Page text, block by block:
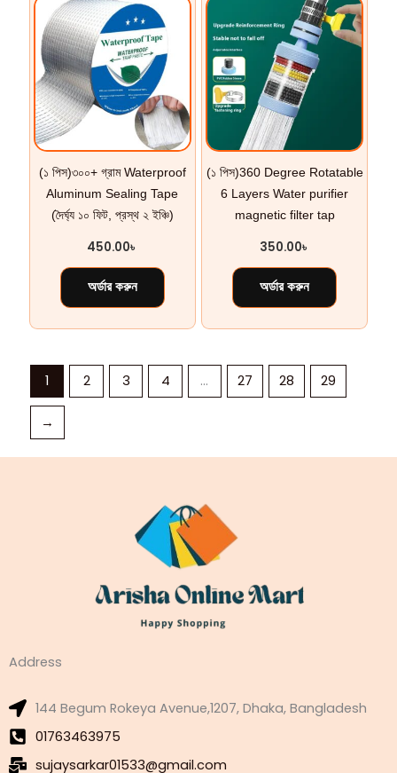
(১ পিস)৩০০+ গ্রাম Waterproof
Aluminum Sealing Tape
(দৈর্ঘ্য ১০ ফিট, প্রস্থ ২ ইঞ্চি)
450.00৳
অর্ডার করুন
(১ পিস)360 Degree Rotatable
6 Layers Water purifier
magnetic filter tap
350.00৳
অর্ডার করুন
1 2 3 4 … 27 28 29
→
Address
144 Begum Rokeya Avenue,1207, Dhaka, Bangladesh
01763463975
sujaysarkar01533@gmail.com